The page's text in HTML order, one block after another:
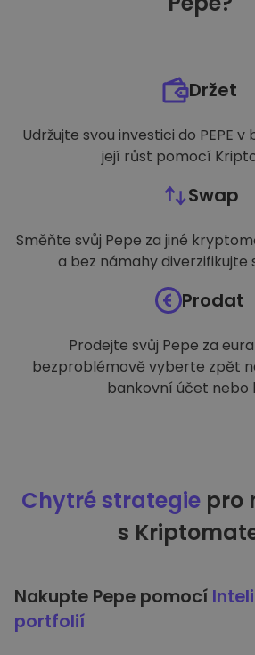
Držet
Udržujte svou investici do PEPE
její růst pomocí
Swap
Směňte svůj Pepe za jiné
a bez námahy diverzifikujte
Prodat
Prodejte svůj Pepe za
bezproblémově vyberte zpět
bankovní účet nebo
Chytré strategiepro
s
Nakupte Pepe pomocí
portfolií